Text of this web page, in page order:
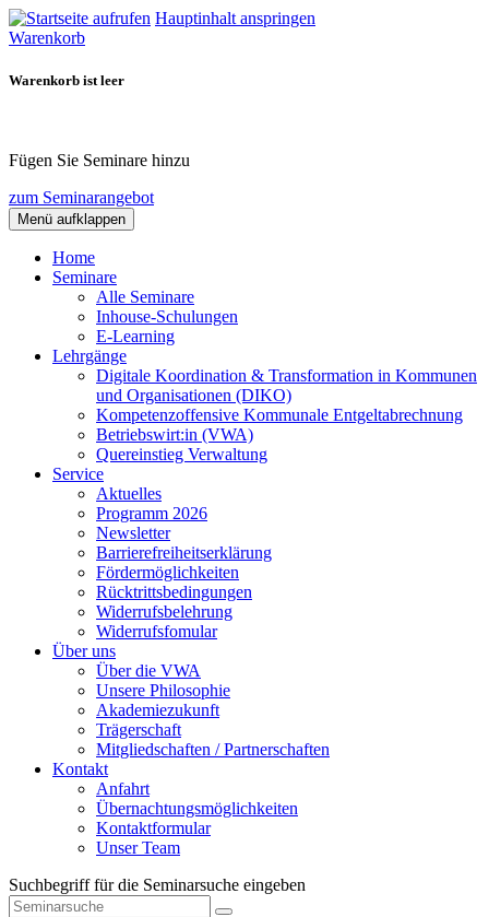
Hauptinhalt anspringen
Warenkorb
Warenkorb ist leer
Fügen Sie Seminare hinzu
zum Seminarangebot
Menü aufklappen
Home
Seminare
Alle Seminare
Inhouse-Schulungen
E-Learning
Lehrgänge
Digitale Koordination & Transformation in Kommunen
und Organisationen (DIKO)
Kompetenzoffensive Kommunale Entgeltabrechnung
Betriebswirt:in (VWA)
Quereinstieg Verwaltung
Service
Aktuelles
Programm 2026
Newsletter
Barrierefreiheitserklärung
Fördermöglichkeiten
Rücktrittsbedingungen
Widerrufsbelehrung
Widerrufsfomular
Über uns
Über die VWA
Unsere Philosophie
Akademiezukunft
Trägerschaft
Mitgliedschaften / Partnerschaften
Kontakt
Anfahrt
Übernachtungsmöglichkeiten
Kontaktformular
Unser Team
Suchbegriff für die Seminarsuche eingeben